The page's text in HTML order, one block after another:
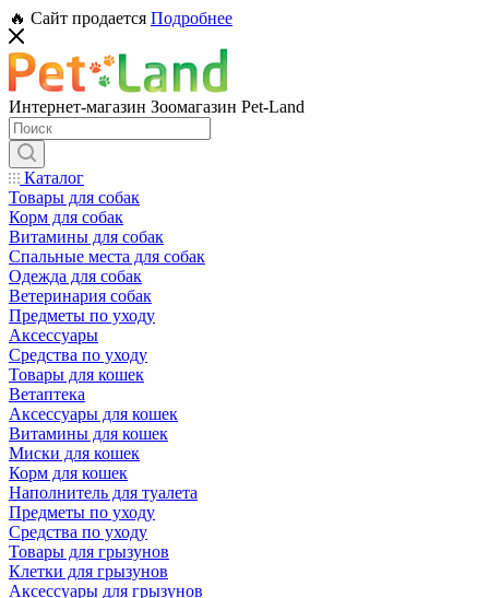
🔥 Сайт продается Подробнее
Интернет-магазин Зоомагазин Pet-Land
Каталог
Товары для собак
Корм для собак
Витамины для собак
Спальные места для собак
Одежда для собак
Ветеринария собак
Предметы по уходу
Аксессуары
Средства по уходу
Товары для кошек
Ветаптека
Аксессуары для кошек
Витамины для кошек
Миски для кошек
Корм для кошек
Наполнитель для туалета
Предметы по уходу
Средства по уходу
Товары для грызунов
Клетки для грызунов
Аксессуары для грызунов